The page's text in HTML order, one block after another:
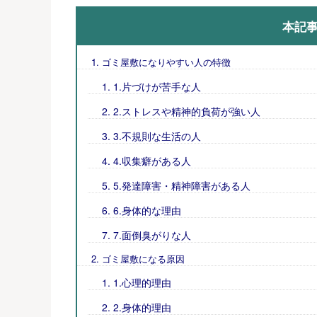
本記
ゴミ屋敷になりやすい人の特徴
1.片づけが苦手な人
2.ストレスや精神的負荷が強い人
3.不規則な生活の人
4.収集癖がある人
5.発達障害・精神障害がある人
6.身体的な理由
7.面倒臭がりな人
ゴミ屋敷になる原因
1.心理的理由
2.身体的理由